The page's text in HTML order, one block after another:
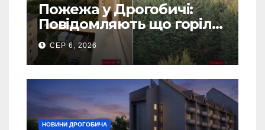
Пожежа у Дрогобичі:
Повідомляють що горіло
5 гаражів (Відео)
СЕР 6, 2026
НОВИНИ ДРОГОБИЧА